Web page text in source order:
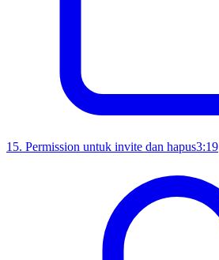
15. Permission untuk invite dan hapus3:19